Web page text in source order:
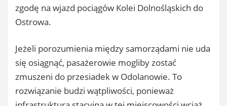
zgodę na wjazd pociągów Kolei Dolnośląskich do
Ostrowa.
Jeżeli porozumienia między samorządami nie uda
się osiągnąć, pasażerowie mogliby zostać
zmuszeni do przesiadek w Odolanowie. To
rozwiązanie budzi wątpliwości, ponieważ